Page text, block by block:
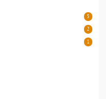
5
2
1